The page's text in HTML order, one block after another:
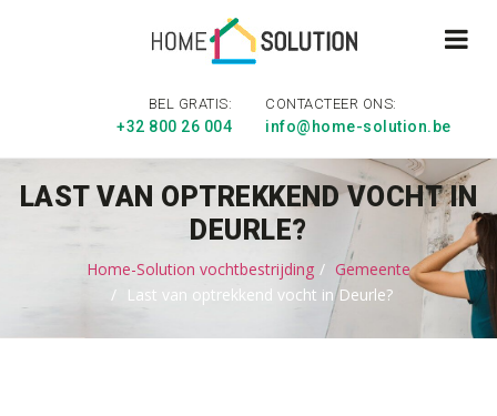
BEL GRATIS:
+32 800 26 004
CONTACTEER ONS:
info@home-solution.be
LAST VAN OPTREKKEND VOCHT IN
DEURLE?
Home-Solution vochtbestrijding
Gemeente
Last van optrekkend vocht in Deurle?